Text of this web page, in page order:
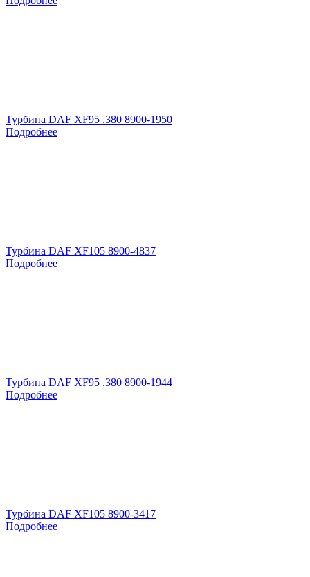
Турбина DAF XF95 .380 8900-1950
Подробнее
Турбина DAF XF105 8900-4837
Подробнее
Турбина DAF XF95 .380 8900-1944
Подробнее
Турбина DAF XF105 8900-3417
Подробнее